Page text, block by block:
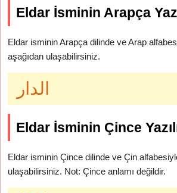
Eldar İsminin Arapça
Eldar isminin Arapça dilinde ve Arap
aşağıdan ulaşabilirsiniz.
الدار
Eldar İsminin Çince
Eldar isminin Çince dilinde ve Çin
ulaşabilirsiniz. Not: Çince anlamı değildir.